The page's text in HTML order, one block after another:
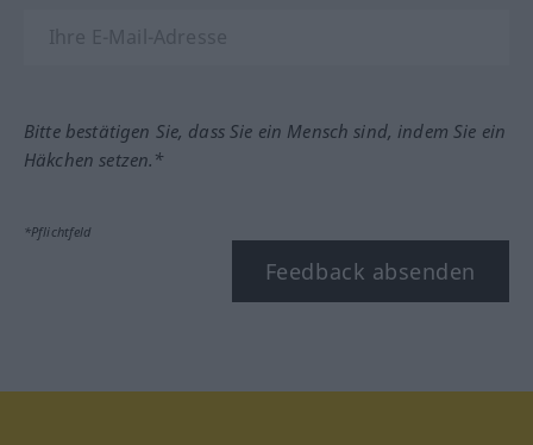
Bitte bestätigen Sie, dass Sie ein Mensch sind, indem Sie ein
Häkchen setzen.*
*Pflichtfeld
Feedback absenden